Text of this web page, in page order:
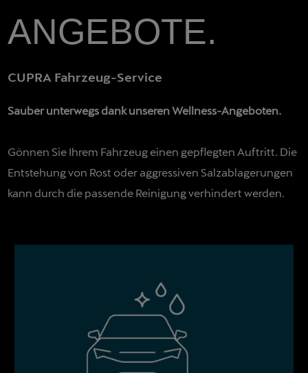
ANGEBOTE.
CUPRA Fahrzeug-Service
Sauber unterwegs dank unseren Wellness-Angeboten.
Gönnen Sie Ihrem Fahrzeug einen gepflegten Auftritt. Die
Entstehung von Rost oder aggressiven Salzablagerungen
kann durch die passende Reinigung verhindert werden.